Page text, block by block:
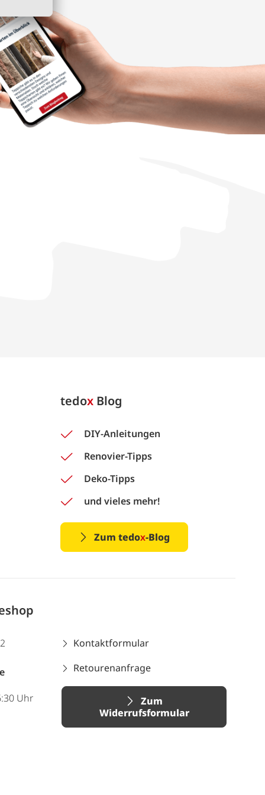
tedox Blog
DIY-Anleitungen
Renovier-Tipps
Deko-Tipps
und vieles mehr!
Zum tedox-Blog
Uhr
Kontaktformular
Retourenanfrage
Zum
Widerrufsformular